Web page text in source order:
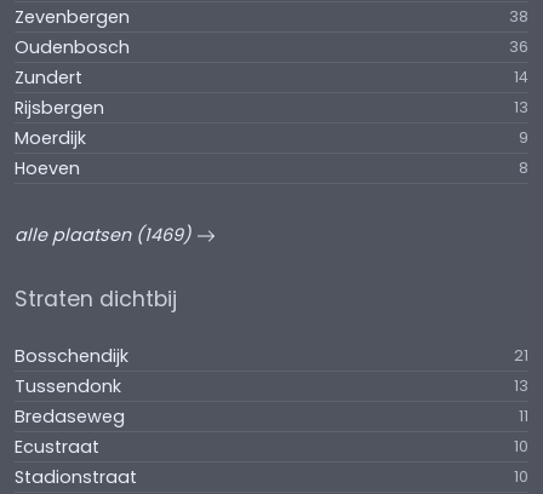
Zevenbergen 38
Oudenbosch 36
Zundert 14
Rijsbergen 13
Moerdijk 9
Hoeven 8
alle plaatsen (1469)
Straten dichtbij
Bosschendijk 21
Tussendonk 13
Bredaseweg 11
Ecustraat 10
Stadionstraat 10